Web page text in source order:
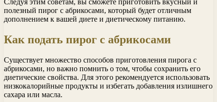
Следуя этим советам, вы сможете приготовить вкусный и
полезный пирог с абрикосами, который будет отличным
дополнением к вашей диете и диетическому питанию.
Как подать пирог с абрикосами
Существует множество способов приготовления пирога с
абрикосами, но важно помнить о том, чтобы сохранить его
диетические свойства. Для этого рекомендуется использовать
низкокалорийные продукты и избегать добавления излишнего
сахара или масла.